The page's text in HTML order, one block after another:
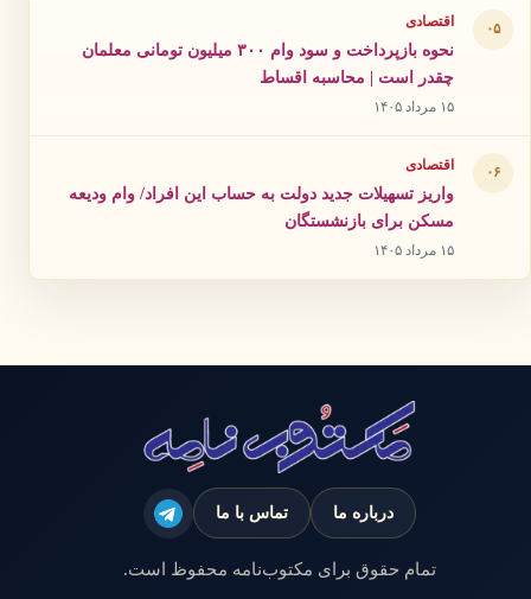
۰۵ اقتصادی
نحوه بازپرداخت و سود وام ۳۰۰ میلیون تومانی معلمان
چقدر است | محاسبه اقساط
۱۵ مرداد ۱۴۰۵
۰۶ اقتصادی
واریز تسهیلات جدید دولت به حساب این افراد/ وام ودیعه
مسکن برای بازنشستگان
۱۵ مرداد ۱۴۰۵
درباره ما تماس با ما
تمام حقوق برای مکتوب‌نامه محفوظ است.